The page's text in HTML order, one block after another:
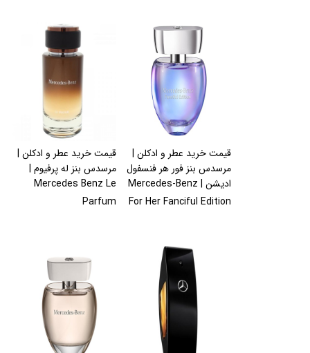
قیمت خرید عطر و ادکلن |
مرسدس بنز فور هر فنسفول
ادیشن | Mercedes-Benz
For Her Fanciful Edition
قیمت خرید عطر و ادکلن |
مرسدس بنز له پرفیوم |
Mercedes Benz Le
Parfum